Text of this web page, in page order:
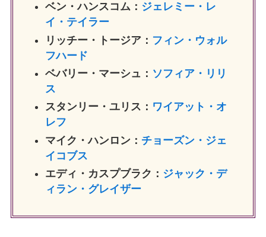
ベン・ハンスコム： ジェレミー・レ
イ・テイラー
リッチー・トージア： フィン・ウォル
フハード
ベバリー・マーシュ： ソフィア・リリ
ス
スタンリー・ユリス： ワイアット・オ
レフ
マイク・ハンロン： チョーズン・ジェ
イコブス
エディ・カスプブラク： ジャック・デ
ィラン・グレイザー